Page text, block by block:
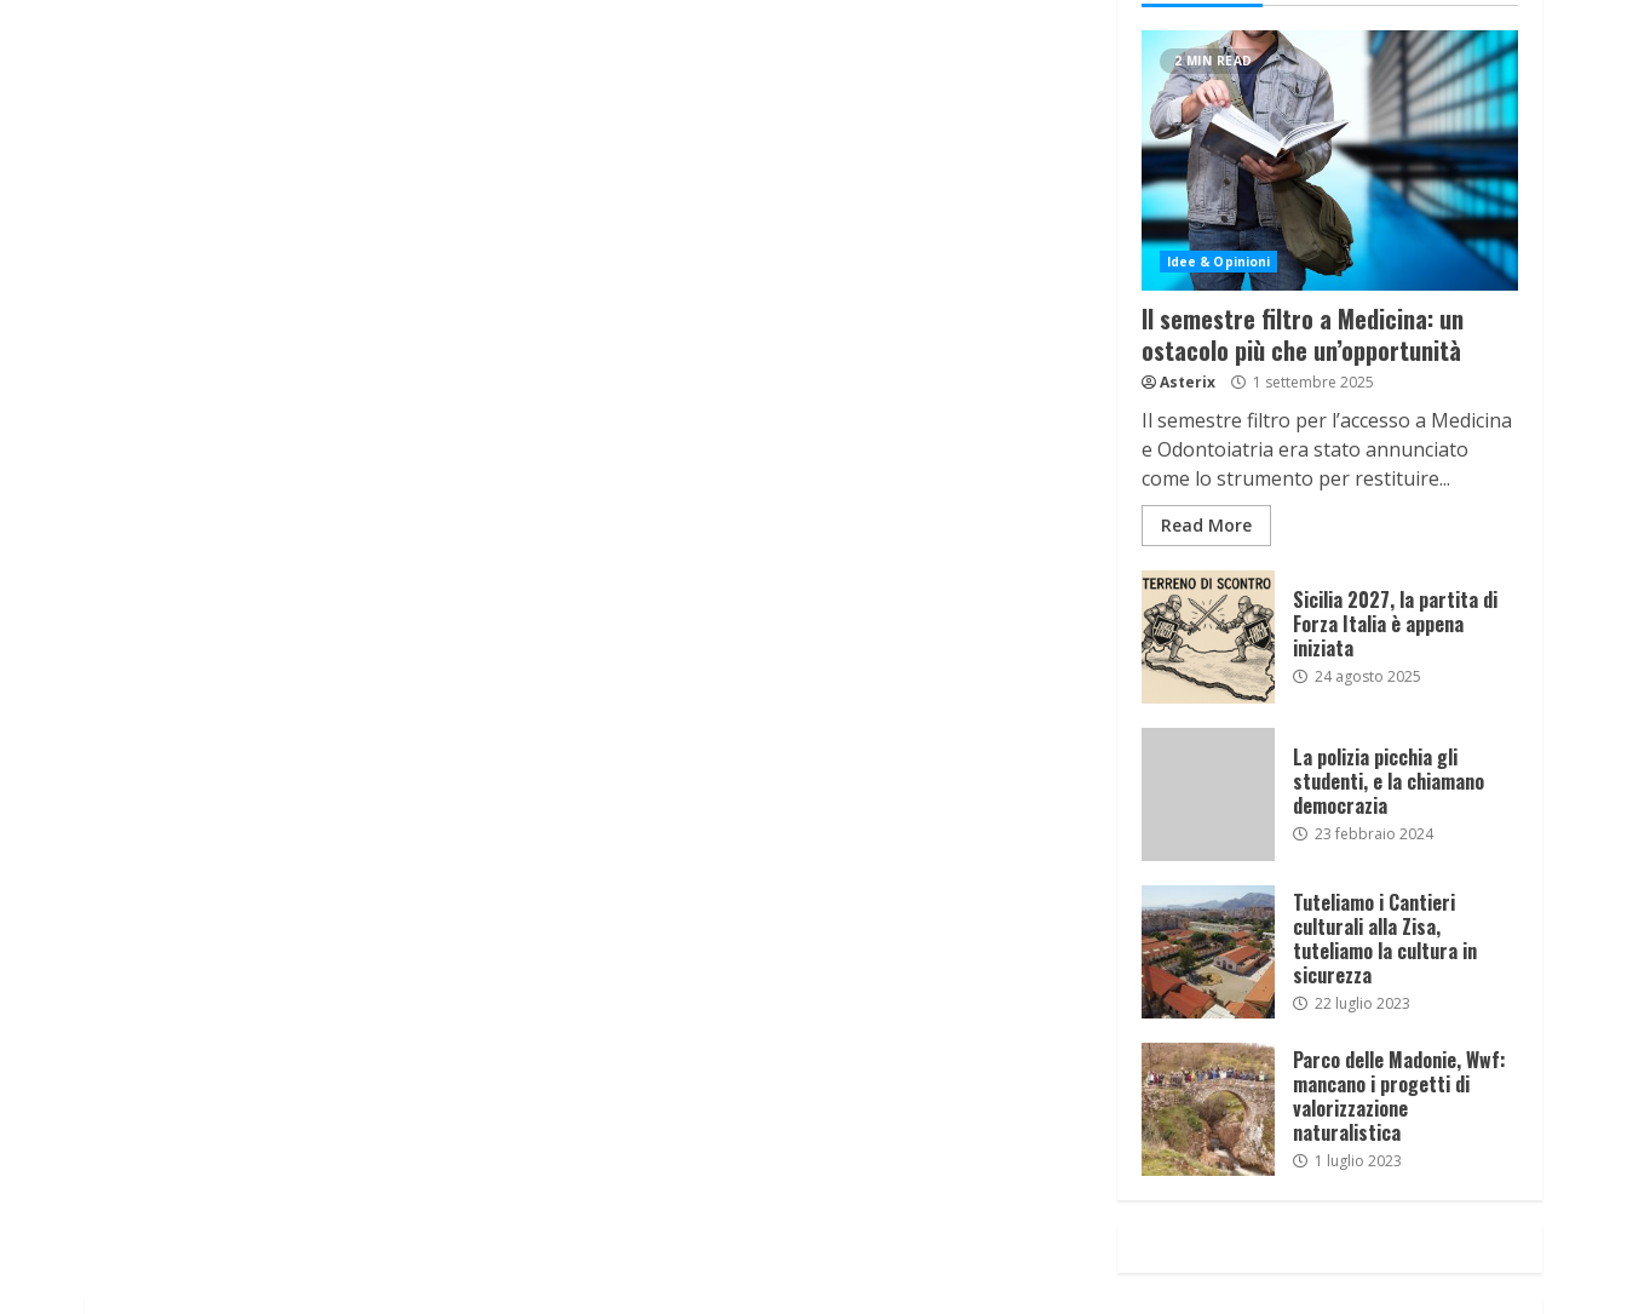
2 MIN READ
Idee & Opinioni
Il semestre filtro a Medicina: un
ostacolo più che un’opportunità
Asterix 1 settembre 2025
Il semestre filtro per l’accesso a Medicina
e Odontoiatria era stato annunciato
come lo strumento per restituire...
Read More
Sicilia 2027, la partita di
Forza Italia è appena
iniziata
24 agosto 2025
La polizia picchia gli
studenti, e la chiamano
democrazia
23 febbraio 2024
Tuteliamo i Cantieri
culturali alla Zisa,
tuteliamo la cultura in
sicurezza
22 luglio 2023
Parco delle Madonie, Wwf:
mancano i progetti di
valorizzazione
naturalistica
1 luglio 2023